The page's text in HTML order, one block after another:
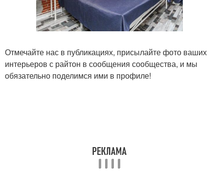
Отмечайте нас в публикациях, присылайте фото ваших
интерьеров с райтон в сообщения сообщества, и мы
обязательно поделимся ими в профиле!